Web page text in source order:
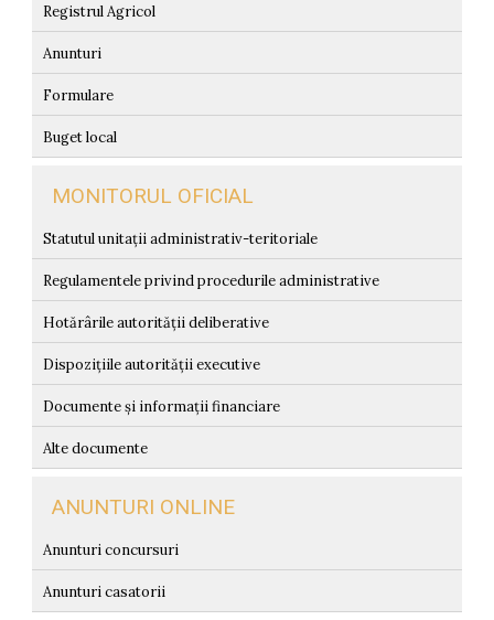
Registrul Agricol
Anunturi
Formulare
Buget local
MONITORUL OFICIAL
Statutul unitații administrativ-teritoriale
Regulamentele privind procedurile administrative
Hotărârile autorității deliberative
Dispozițiile autorității executive
Documente și informații financiare
Alte documente
ANUNTURI ONLINE
Anunturi concursuri
Anunturi casatorii